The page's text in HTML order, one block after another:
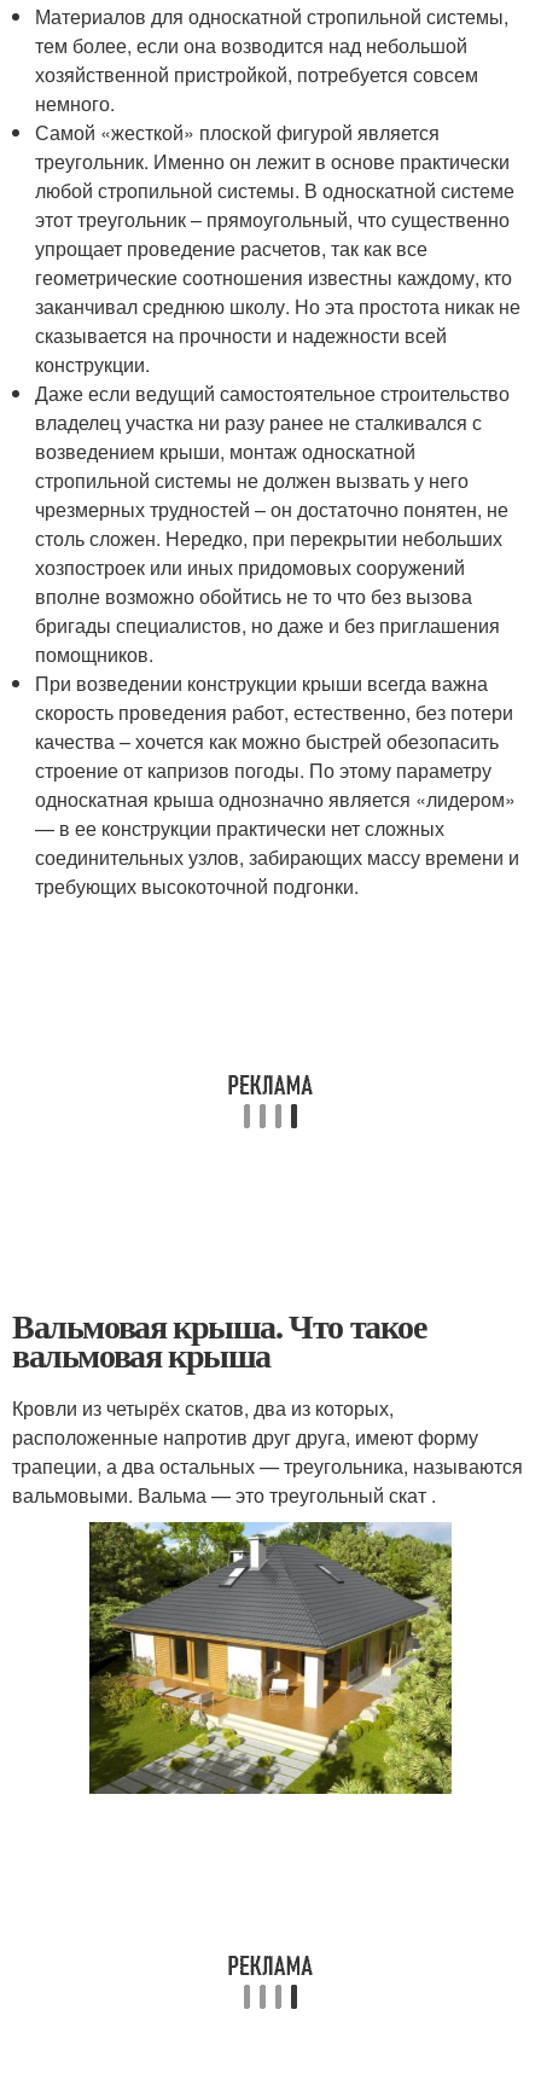
Материалов для односкатной стропильной системы,
тем более, если она возводится над небольшой
хозяйственной пристройкой, потребуется совсем
немного.
Самой «жесткой» плоской фигурой является
треугольник. Именно он лежит в основе практически
любой стропильной системы. В односкатной системе
этот треугольник – прямоугольный, что существенно
упрощает проведение расчетов, так как все
геометрические соотношения известны каждому, кто
заканчивал среднюю школу. Но эта простота никак не
сказывается на прочности и надежности всей
конструкции.
Даже если ведущий самостоятельное строительство
владелец участка ни разу ранее не сталкивался с
возведением крыши, монтаж односкатной
стропильной системы не должен вызвать у него
чрезмерных трудностей – он достаточно понятен, не
столь сложен. Нередко, при перекрытии небольших
хозпостроек или иных придомовых сооружений
вполне возможно обойтись не то что без вызова
бригады специалистов, но даже и без приглашения
помощников.
При возведении конструкции крыши всегда важна
скорость проведения работ, естественно, без потери
качества – хочется как можно быстрей обезопасить
строение от капризов погоды. По этому параметру
односкатная крыша однозначно является «лидером»
— в ее конструкции практически нет сложных
соединительных узлов, забирающих массу времени и
требующих высокоточной подгонки.
Вальмовая крыша. Что такое
вальмовая крыша
Кровли из четырёх скатов, два из которых,
расположенные напротив друг друга, имеют форму
трапеции, а два остальных — треугольника, называются
вальмовыми. Вальма — это треугольный скат .